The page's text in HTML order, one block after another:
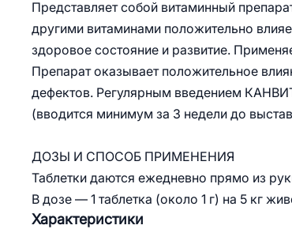
Представляет собой витаминный
другими витаминами положительно
здоровое состояние и развитие.
Препарат оказывает положительное
дефектов. Регулярным введением
(вводится минимум за 3 недели до
ДОЗЫ И СПОСОБ ПРИМЕНЕНИЯ
Таблетки даются ежедневно прямо из
В дозе — 1 таблетка (около 1 г) на 5 кг
Характеристики